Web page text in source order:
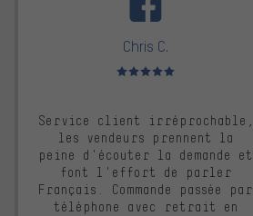
Chris C.
Note moyenne : 5 sur 5
Service client irréprochable,
les vendeurs prennent la
peine d'écouter la demande et
font l'effort de parler
Français. Commande passée par
téléphone avec retrait en